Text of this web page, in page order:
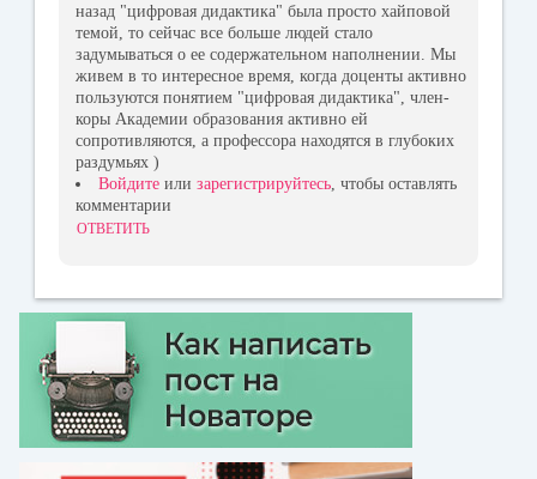
назад "цифровая дидактика" была просто хайповой
темой, то сейчас все больше людей стало
задумываться о ее содержательном наполнении. Мы
живем в то интересное время, когда доценты активно
пользуются понятием "цифровая дидактика", член-
коры Академии образования активно ей
сопротивляются, а профессора находятся в глубоких
раздумьях )
Войдите или зарегистрируйтесь , чтобы оставлять
комментарии
ОТВЕТИТЬ